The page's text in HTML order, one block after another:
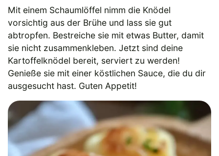
Mit einem Schaumlöffel nimm die Knödel
vorsichtig aus der Brühe und lass sie gut
abtropfen. Bestreiche sie mit etwas Butter, damit
sie nicht zusammenkleben. Jetzt sind deine
Kartoffelknödel bereit, serviert zu werden!
Genieße sie mit einer köstlichen Sauce, die du dir
ausgesucht hast. Guten Appetit!